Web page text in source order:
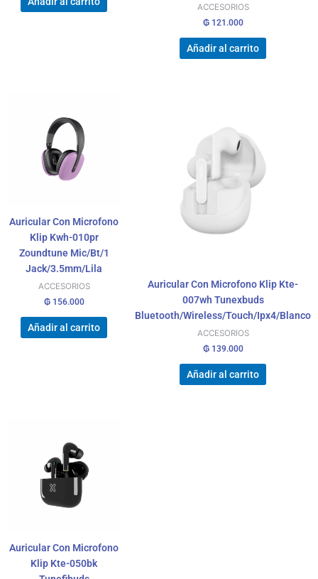
ACCESORIOS
₲121.000
Añadir al carrito
Auricular Con Microfono
Klip Kwh-010pr
Zoundtune Mic/Bt/1
Jack/3.5mm/Lila
ACCESORIOS
₲156.000
Añadir al carrito
Auricular Con Microfono Klip Kte-
007wh Tunexbuds
Bluetooth/Wireless/Touch/Ipx4/Blanco
ACCESORIOS
₲139.000
Añadir al carrito
Auricular Con Microfono
Klip Kte-050bk